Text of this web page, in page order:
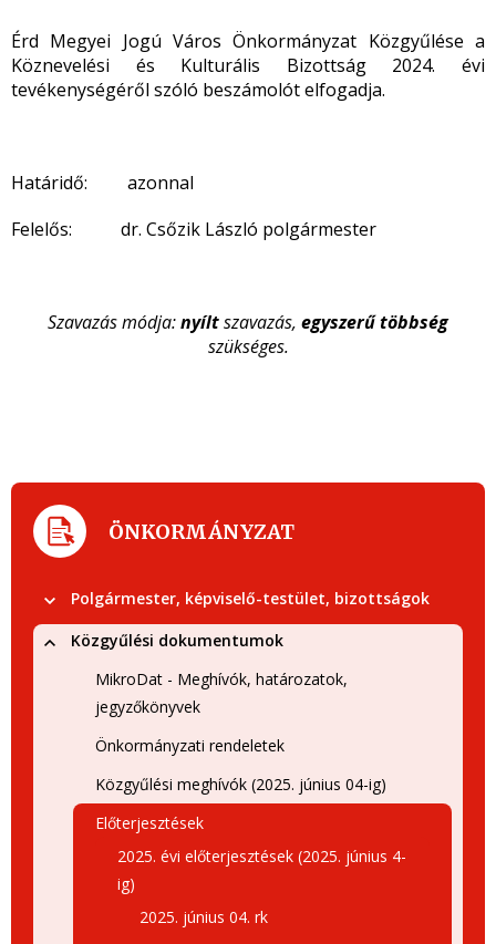
Érd Megyei Jogú Város Önkormányzat Közgyűlése a
Köznevelési és Kulturális Bizottság 2024. évi
tevékenységéről szóló beszámolót elfogadja.
Határidő: azonnal
Felelős: dr. Csőzik László polgármester
Szavazás módja:nyíltszavazás, egyszerű többség
szükséges.
ÖNKORMÁNYZAT
Polgármester, képviselő-testület, bizottságok
Közgyűlési dokumentumok
MikroDat - Meghívók, határozatok,
jegyzőkönyvek
Önkormányzati rendeletek
Közgyűlési meghívók (2025. június 04-ig)
Előterjesztések
2025. évi előterjesztések (2025. június 4-
ig)
2025. június 04. rk